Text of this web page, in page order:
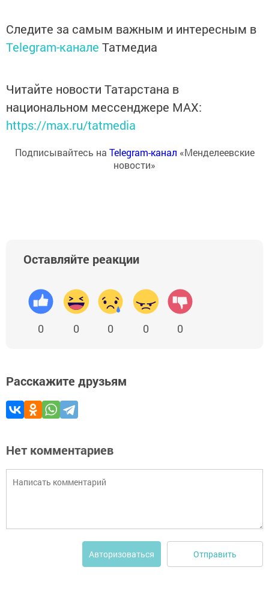
Следите за самым важным и интересным в
Telegram-канале Татмедиа
Читайте новости Татарстана в
национальном мессенджере MАХ:
https://max.ru/tatmedia
Подписывайтесь на Telegram-канал «Менделеевские
новости»
Оставляйте реакции
0 0 0 0 0
Расскажите друзьям
Нет комментариев
Авторизоваться Отправить